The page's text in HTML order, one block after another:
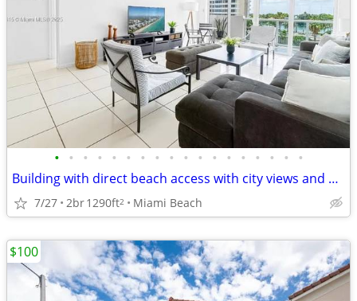
• • • • • • • • • • • • • • • • • •
Building with direct beach access with city views and ocean access
7/27 2br1290ft2 Miami Beach
$100